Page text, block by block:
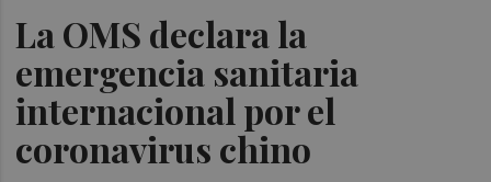
La OMS declara la
emergencia sanitaria
internacional por el
coronavirus chino